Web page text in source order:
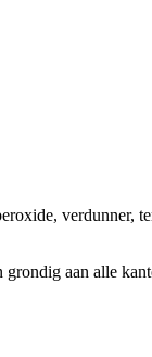
verdunner,
aan alle